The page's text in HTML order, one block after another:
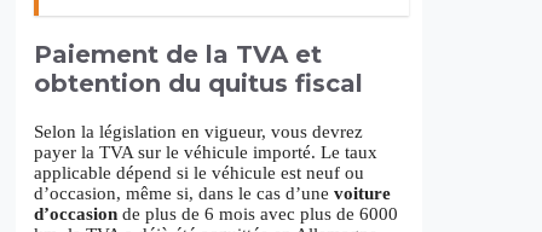
Paiement de la TVA et
obtention du quitus fiscal
Selon la législation en vigueur, vous devrez
payer la TVA sur le véhicule importé. Le taux
applicable dépend si le véhicule est neuf ou
d’occasion, même si, dans le cas d’une voiture
d’occasion de plus de 6 mois avec plus de 6000